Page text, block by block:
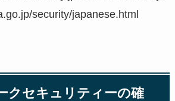
security/japanese.html
クセキュリティーの確